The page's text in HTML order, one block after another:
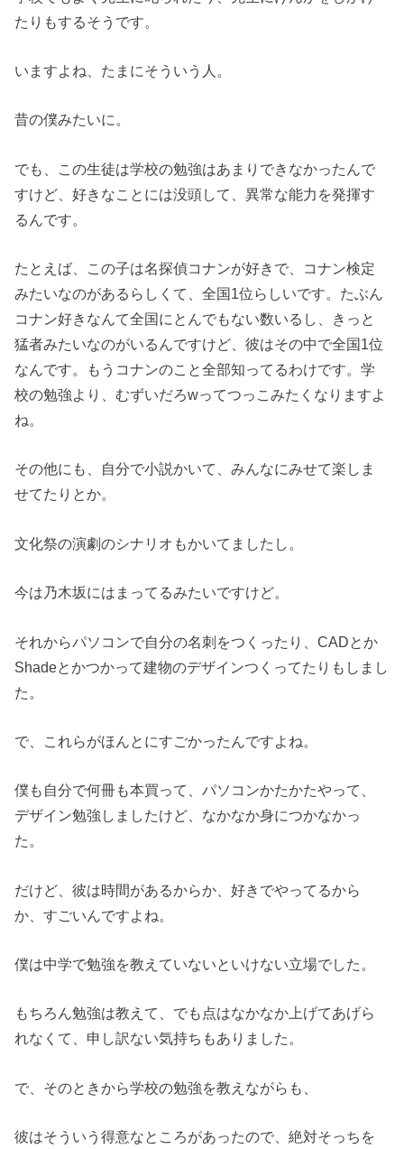
たりもするそうです。
いますよね、たまにそういう人。
昔の僕みたいに。
でも、この生徒は学校の勉強はあまりできなかったんで
すけど、好きなことには没頭して、異常な能力を発揮す
るんです。
たとえば、この子は名探偵コナンが好きで、コナン検定
みたいなのがあるらしくて、全国1位らしいです。たぶん
コナン好きなんて全国にとんでもない数いるし、きっと
猛者みたいなのがいるんですけど、彼はその中で全国1位
なんです。もうコナンのこと全部知ってるわけです。学
校の勉強より、むずいだろwってつっこみたくなりますよ
ね。
その他にも、自分で小説かいて、みんなにみせて楽しま
せてたりとか。
文化祭の演劇のシナリオもかいてましたし。
今は乃木坂にはまってるみたいですけど。
それからパソコンで自分の名刺をつくったり、CADとか
Shadeとかつかって建物のデザインつくってたりもしまし
た。
で、これらがほんとにすごかったんですよね。
僕も自分で何冊も本買って、パソコンかたかたやって、
デザイン勉強しましたけど、なかなか身につかなかっ
た。
だけど、彼は時間があるからか、好きでやってるから
か、すごいんですよね。
僕は中学で勉強を教えていないといけない立場でした。
もちろん勉強は教えて、でも点はなかなか上げてあげら
れなくて、申し訳ない気持ちもありました。
で、そのときから学校の勉強を教えながらも、
彼はそういう得意なところがあったので、絶対そっちを